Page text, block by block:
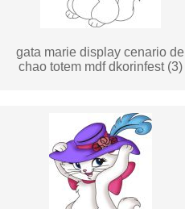
gata marie display cenario de
chao totem mdf dkorinfest (3)